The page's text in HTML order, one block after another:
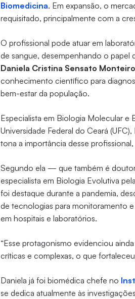
Biomedicina. Em expansão, o
requisitado, principalmente com a
O profissional pode atuar em
de sangue, desempenhando o papel
Daniela Cristina Sensato Monteiro
conhecimento científico para
bem-estar da população.
Especialista em Biologia Molecular e
Universidade Federal do Ceará
tona a importância desse
Segundo ela — que também é
especialista em Biologia Evolutiva
foi destaque durante a pandemia,
de tecnologias para monitoramento
em hospitais e laboratórios.
“Esse protagonismo evidenciou
críticas e complexas, o que
Daniela já foi biomédica chefe no
se dedica atualmente às